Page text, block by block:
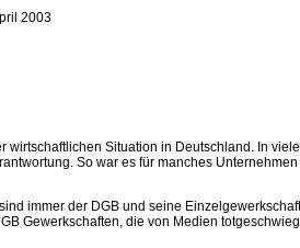
2003
Situation in Deutschland. In
So war es für manches
immer der DGB und seine
Gewerkschaften, die von Medien